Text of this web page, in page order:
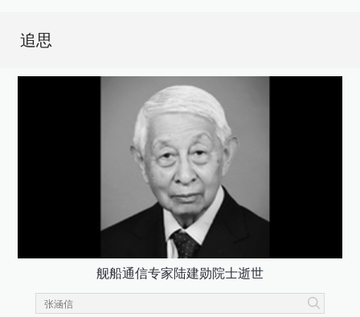
追思
舰船通信专家陆建勋院士逝世